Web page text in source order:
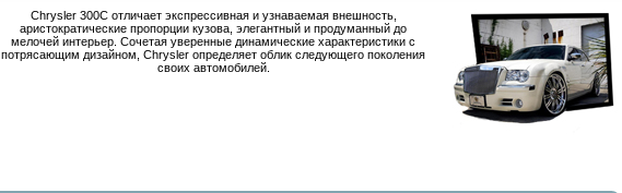
Chrysler 300С отличает экспрессивная и узнаваемая внешность,
аристократические пропорции кузова, элегантный и продуманный до
мелочей интерьер. Сочетая уверенные динамические характеристики с
потрясающим дизайном, Chrysler определяет облик следующего поколения
своих автомобилей.